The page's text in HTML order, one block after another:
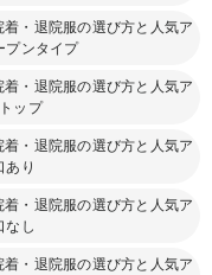
・退院服の選び方と人気ア
プンタイプ
・退院服の選び方と人気ア
ップ
・退院服の選び方と人気ア
あり
・退院服の選び方と人気ア
なし
・退院服の選び方と人気ア